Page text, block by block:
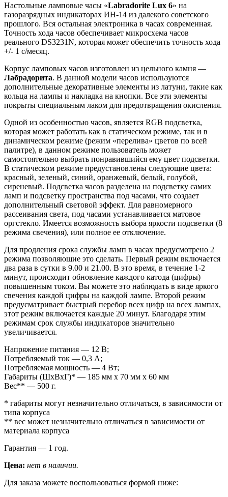
Настольные ламповые часы «Labradorite Lux 6» на
газоразрядных индикаторах ИН-14 из далекого советского
прошлого. Вся остальная электроника в часах современная.
Точность хода часов обеспечивает микросхема часов
реального DS3231N, которая может обеспечить точность хода
+/- 1 с/месяц.
Корпус ламповых часов изготовлен из цельного камня —
Лабрадорита. В данной модели часов используются
дополнительные декоративные элементы из латуни, такие как
кольца на лампы и накладка на кнопки. Все эти элементы
покрыты специальным лаком для предотвращения окисления.
Одной из особенностью часов, является RGB подсветка,
которая может работать как в статическом режиме, так и в
динамическом режиме (режим «перелива» цветов по всей
палитре), в данном режиме пользователь может
самостоятельно выбрать понравившийся ему цвет подсветки.
В статическом режиме предустановлены следующие цвета:
красный, зеленый, синий, оранжевый, белый, голубой,
сиреневый. Подсветка часов разделена на подсветку самих
ламп и подсветку пространства под часами, что создает
дополнительный световой эффект. Для равномерного
рассеивания света, под часами устанавливается матовое
оргстекло. Имеется возможность выбора яркости подсветки (8
режима свечения), или полное ее отключение.
Для продления срока службы ламп в часах предусмотрено 2
режима позволяющие это сделать. Первый режим включается
два раза в сутки в 9.00 и 21.00. В это время, в течение 1-2
минут, происходит обновление каждого катода (цифры)
повышенным током. Вы можете это наблюдать в виде яркого
свечения каждой цифры на каждой лампе. Второй режим
предусматривает быстрый перебор всех цифр на всех лампах,
этот режим включается каждые 20 минут. Благодаря этим
режимам срок службы индикаторов значительно
увеличивается.
Напряжение питания — 12 В;
Потребляемый ток — 0,3 А;
Потребляемая мощность — 4 Вт;
Габариты (ШxВxГ)* — 185 мм x 70 мм x 60 мм
Вес** — 500 г.
* габариты могут незначительно отличаться, в зависимости от
типа корпуса
** вес может незначительно отличаться в зависимости от
материала корпуса
Гарантия — 1 год.
Цена: нет в наличии.
Для заказа можете воспользоваться формой ниже: